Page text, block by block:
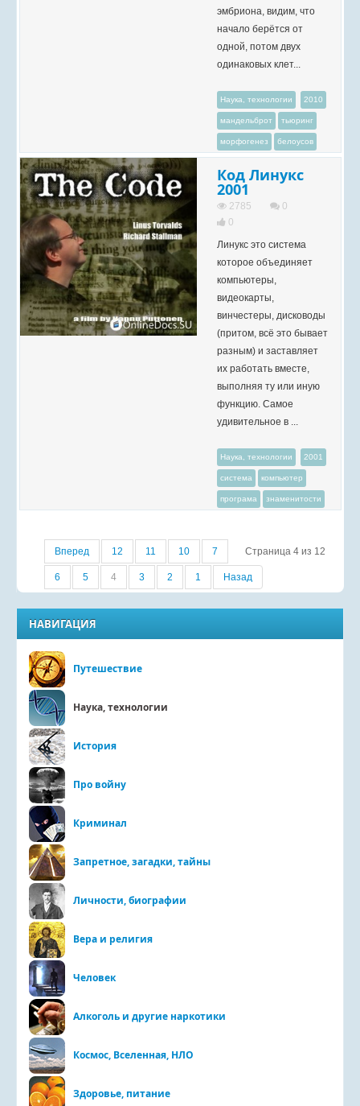
эмбриона, видим, что
начало берётся от
одной, потом двух
одинаковых клет...
Наука, технологии 2010
мандельброт тьюринг
морфогенез белоусов
Код Линукс
2001
2785
0
0
Линукс это система
которое объединяет
компьютеры,
видеокарты,
винчестеры, дисководы
(притом, всё это бывает
разным) и заставляет
их работать вместе,
выполняя ту или иную
функцию. Самое
удивительное в ...
Наука, технологии 2001
система компьютер
програма знаменитости
Страница 4 из 12
Вперед 12 11 10 7
6 5 4 3 2 1 Назад
НАВИГАЦИЯ
Путешествие
Наука, технологии
История
Про войну
Криминал
Запретное, загадки, тайны
Личности, биографии
Вера и религия
Человек
Алкоголь и другие наркотики
Космос, Вселенная, НЛО
Здоровье, питание